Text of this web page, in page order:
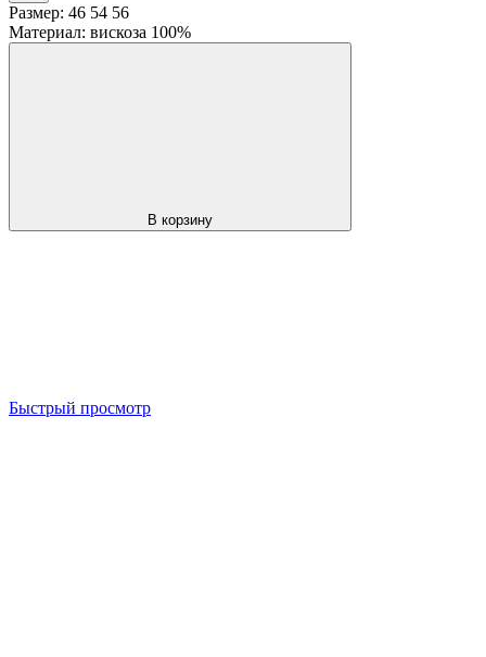
Размер: 46 54 56
Материал: вискоза 100%
В корзину
Быстрый просмотр